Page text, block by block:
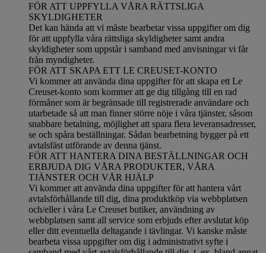
FÖR ATT UPPFYLLA VÅRA RÄTTSLIGA
SKYLDIGHETER
Det kan hända att vi måste bearbetar vissa uppgifter om dig
för att uppfylla våra rättsliga skyldigheter samt andra
skyldigheter som uppstår i samband med anvisningar vi får
från myndigheter.
FÖR ATT SKAPA ETT LE CREUSET-KONTO
Vi kommer att använda dina uppgifter för att skapa ett Le
Creuset-konto som kommer att ge dig tillgång till en rad
förmåner som är begränsade till registrerade användare och
utarbetade så att man finner större nöje i våra tjänster, såsom
snabbare betalning, möjlighet att spara flera leveransadresser,
se och spåra beställningar. Sådan bearbetning bygger på ett
avtalsfäst utförande av denna tjänst.
FÖR ATT HANTERA DINA BESTÄLLNINGAR OCH
ERBJUDA DIG VÅRA PRODUKTER, VÅRA
TJÄNSTER OCH VÅR HJÄLP
Vi kommer att använda dina uppgifter för att hantera vårt
avtalsförhållande till dig, dina produktköp via webbplatsen
och/eller i våra Le Creuset butiker, användning av
webbplatsen samt all service som erbjuds efter avslutat köp
eller ditt eventuella deltagande i tävlingar. Vi kanske måste
bearbeta vissa uppgifter om dig i administrativt syfte i